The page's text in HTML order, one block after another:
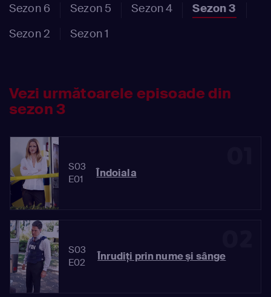
Sezon 6
Sezon 5 Sezon 4
Sezon 3
Sezon 2
Sezon 1
Vezi următoarele episoade din
sezon 3
S03
E01
Îndoiala
S03
E02
Înrudiţi prin nume şi sânge